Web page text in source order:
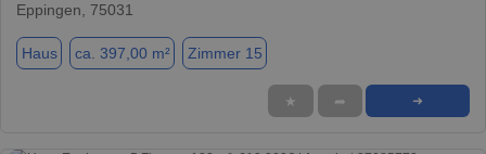
Eppingen, 75031
Haus ca. 397,00 m² Zimmer 15
★ ➦ ➜